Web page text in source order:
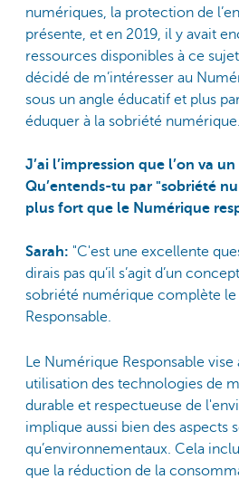
numériques, la protection de
présente, et en 2019, il y avait
ressources disponibles à ce
décidé de m’intéresser au
sous un angle éducatif et plus
éduquer à la sobriété
J’ai l’impression que l’on va
Qu’entends-tu par "sobriété
plus fort que le Numérique
Sarah: "C'est une excellente
dirais pas qu’il s’agit d’un
sobriété numérique complète
Responsable.
Le Numérique Responsable
utilisation des technologies de
durable et respectueuse de
implique aussi bien des aspects
qu’environnementaux. Cela
que la réduction de la